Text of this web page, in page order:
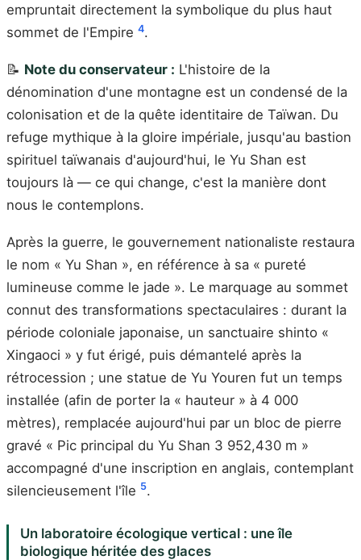
empruntait directement la symbolique du plus haut
sommet de l'Empire 4.
📝 Note du conservateur : L'histoire de la
dénomination d'une montagne est un condensé de la
colonisation et de la quête identitaire de Taïwan. Du
refuge mythique à la gloire impériale, jusqu'au bastion
spirituel taïwanais d'aujourd'hui, le Yu Shan est
toujours là — ce qui change, c'est la manière dont
nous le contemplons.
Après la guerre, le gouvernement nationaliste restaura
le nom « Yu Shan », en référence à sa « pureté
lumineuse comme le jade ». Le marquage au sommet
connut des transformations spectaculaires : durant la
période coloniale japonaise, un sanctuaire shinto «
Xingaoci » y fut érigé, puis démantelé après la
rétrocession ; une statue de Yu Youren fut un temps
installée (afin de porter la « hauteur » à 4 000
mètres), remplacée aujourd'hui par un bloc de pierre
gravé « Pic principal du Yu Shan 3 952,430 m »
accompagné d'une inscription en anglais, contemplant
silencieusement l'île 5.
Un laboratoire écologique vertical : une île
biologique héritée des glaces